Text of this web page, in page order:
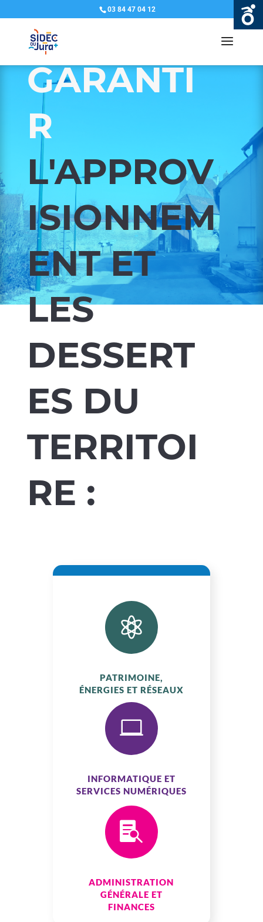
03 84 47 04 12
GARANTI
R
L'APPROV
ISIONNEM
ENT ET
LES
DESSERT
ES DU
TERRITOI
RE :

PATRIMOINE,
ÉNERGIES ET RÉSEAUX

INFORMATIQUE ET
SERVICES NUMÉRIQUES

ADMINISTRATION
GÉNÉRALE ET
FINANCES